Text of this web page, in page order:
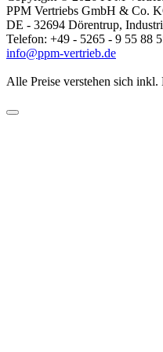
PPM Vertriebs GmbH & Co.
DE - 32694 Dörentrup,
Telefon: +49 - 5265 - 9 55 88
info@ppm-vertrieb.de
Alle Preise verstehen sich inkl.